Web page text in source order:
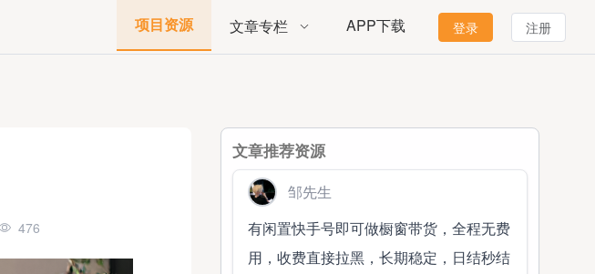
项目资源 文章专栏 APP下载 登录 注册
476
文章推荐资源
邹先生
有闲置快手号即可做橱窗带货，全程无费
用，收费直接拉黑，长期稳定，日结秒结